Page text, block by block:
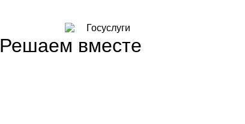
Решаем вместе